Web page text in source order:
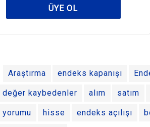
ÜYE OL
Araştırma endeks kapanışı
değer kaybedenler alım satım
hisse endeks açılışı